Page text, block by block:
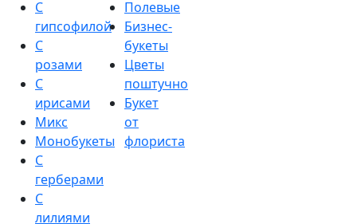
С
гипсофилой
С
розами
С
ирисами
Микс
Монобукеты
С
герберами
С
лилиями
Полевые
Бизнес-
букеты
Цветы
поштучно
Букет
от
флориста